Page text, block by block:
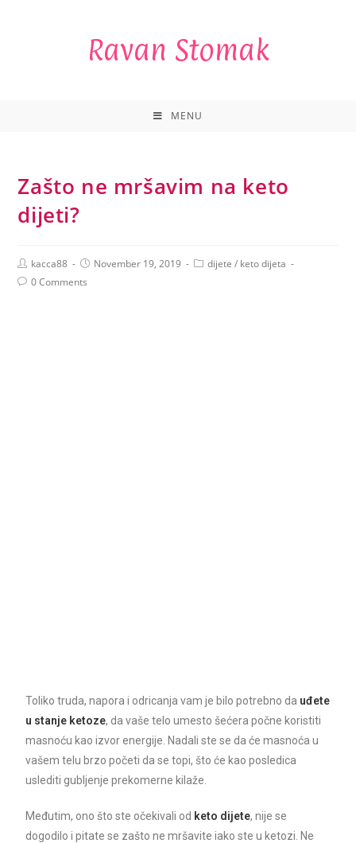
Ravan Stomak
MENU
Zašto ne mršavim na keto
dijeti?
kacca88 November 19, 2019 dijete / keto dijeta
0 Comments
Toliko truda, napora i odricanja vam je bilo potrebno da uđete
u stanje ketoze, da vaše telo umesto šećera počne koristiti
masnoću kao izvor energije. Nadali ste se da će masnoća u
vašem telu brzo početi da se topi, što će kao posledica
uslediti gubljenje prekomerne kilaže.
Međutim, ono što ste očekivali od keto dijete, nije se
dogodilo i pitate se zašto ne mršavite iako ste u ketozi. Ne